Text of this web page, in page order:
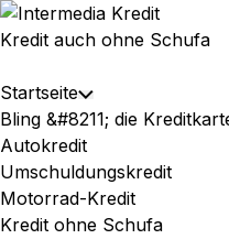
Skip
to
Kredit auch ohne Schufa
Expand
Menu
Startseite Toggle
Child
Menu
Bling &#8211; die
Autokredit
Umschuldungskredit
Motorrad-Kredit
Kredit ohne Schufa